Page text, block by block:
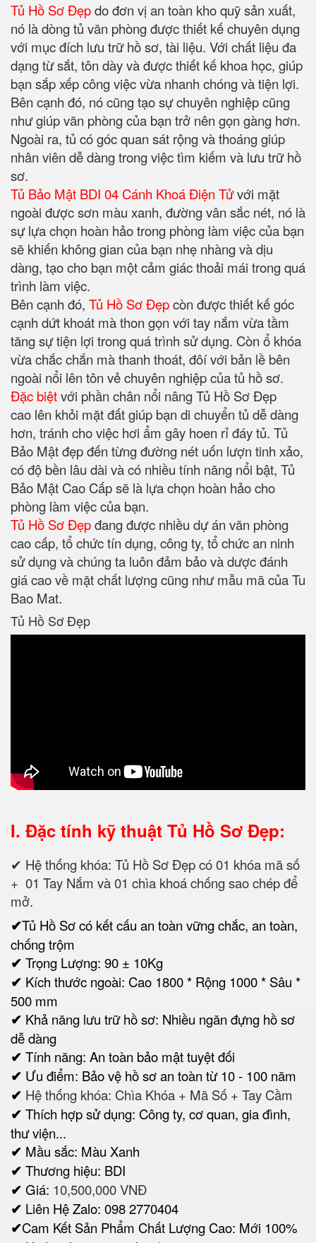
Tủ Hồ Sơ Đẹpdo đơn vị an toàn kho quỹ sản xuất,
nó là dòng tủ văn phòng được thiết kế chuyên dụng
với mục đích lưu trữ hồ sơ, tài liệu. Với chất liệu đa
dạng từ sắt, tôn dày và được thiết kế khoa học, giúp
bạn sắp xếp công việc vừa nhanh chóng và tiện lợi.
Bên cạnh đó, nó cũng tạo sự chuyên nghiệp cũng
như giúp văn phòng của bạn trở nên gọn gàng hơn.
Ngoài ra, tủ có góc quan sát rộng và thoáng giúp
nhân viên dễ dàng trong việc tìm kiếm và lưu trữ hồ
sơ.
Tủ Bảo Mật BDI 04 Cánh Khoá Điện Tửvới mặt
ngoài được sơn màu xanh, đường vân sắc nét, nó là
sự lựa chọn hoàn hảo trong phòng làm việc của bạn
sẽ khiến không gian của bạn nhẹ nhàng và dịu
dàng, tạo cho bạn một cảm giác thoải mái trong quá
trình làm việc.
Bên cạnh đó, Tủ Hồ Sơ Đẹpcòn được thiết kế góc
cạnh dứt khoát mà thon gọn với tay nắm vừa tầm
tăng sự tiện lợi trong quá trình sử dụng. Còn ổ khóa
vừa chắc chắn mà thanh thoát, đôí với bản lề bên
ngoài nổi lên tôn vẻ chuyên nghiệp của tủ hồ sơ.
Đặc biệtvới phần chân nổi nâng Tủ Hồ Sơ Đẹp
cao lên khỏi mặt đất giúp bạn di chuyển tủ dễ dàng
hơn, tránh cho việc hơi ẩm gây hoen rỉ đáy tủ. Tủ
Bảo Mật đẹp đến từng đường nét uốn lượn tinh xảo,
có độ bền lâu dài và có nhiều tính năng nổi bật, Tủ
Bảo Mật Cao Cấp sẽ là lựa chọn hoàn hảo cho
phòng làm việc của bạn.
Tủ Hồ Sơ Đẹpđang được nhiều dự án văn phòng
cao cấp, tổ chức tín dụng, công ty, tổ chức an ninh
sử dụng và chúng ta luôn đảm bảo và dược đánh
giá cao về mặt chất lượng cũng như mẫu mã của Tu
Bao Mat.
Tủ Hồ Sơ Đẹp
I. Đặc tính kỹ thuật Tủ Hồ Sơ Đẹp:
✔ Hệ thống khóa: Tủ Hồ Sơ Đẹp có 01 khóa mã số
+ 01 Tay Nắm và 01 chìa khoá chống sao chép để
mở.
✔Tủ Hồ Sơ có kết cấu an toàn vững chắc, an toàn,
chống trộm
✔ Trọng Lượng: 90 ± 10Kg
✔ Kích thước ngoài: Cao 1800 * Rộng 1000 * Sâu *
500 mm
✔ Khả năng lưu trữ hồ sơ: Nhiều ngăn đựng hồ sơ
dễ dàng
✔ Tính năng: An toàn bảo mật tuyệt đối
✔ Ưu điểm: Bảo vệ hồ sơ an toàn từ 10 - 100 năm
✔ Hệ thống khóa: Chìa Khóa + Mã Số + Tay Cầm
✔ Thích hợp sử dụng: Công ty, cơ quan, gia đình,
thư viện...
✔ Mầu sắc: Màu Xanh
✔ Thương hiệu: BDI
✔ Giá: 10,500,000 VNĐ
✔ Liên Hệ Zalo: 098 2770404
✔Cam Kết Sản Phẩm Chất Lượng Cao: Mới 100%